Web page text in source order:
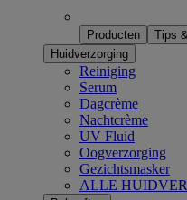
Producten
Tips
Huidverzorging
Reiniging
Serum
Dagcrème
Nachtcrème
UV Fluid
Oogverzorging
Gezichtsmasker
ALLE